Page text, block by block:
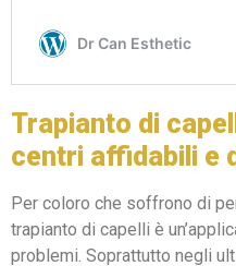
Trapianto di
centri affidabili e
Per coloro che soffrono di
trapianto di capelli è
problemi. Soprattutto negli